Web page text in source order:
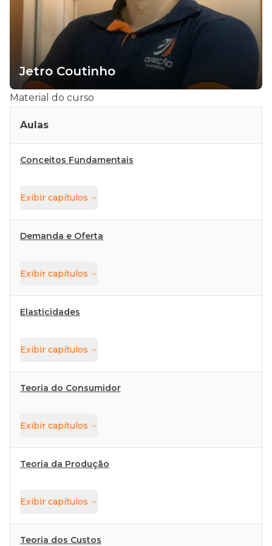
Jetro Coutinho
Material do curso
Aulas
Conceitos Fundamentais
Exibir capítulos
Demanda e Oferta
Exibir capítulos
Elasticidades
Exibir capítulos
Teoria do Consumidor
Exibir capítulos
Teoria da Produção
Exibir capítulos
Teoria dos Custos